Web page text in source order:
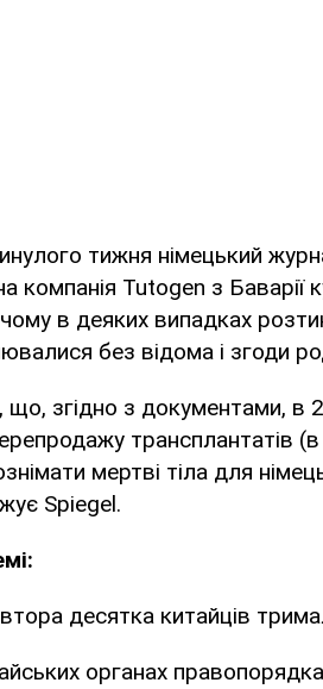
тижня німецький
компанія Tutogen з Баварії
в деяких випадках
без відома і згоди
згідно з документами, в
трансплантатів
мертві тіла для
Spiegel.
десятка китайців
органах